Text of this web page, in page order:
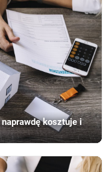
kosztuje i